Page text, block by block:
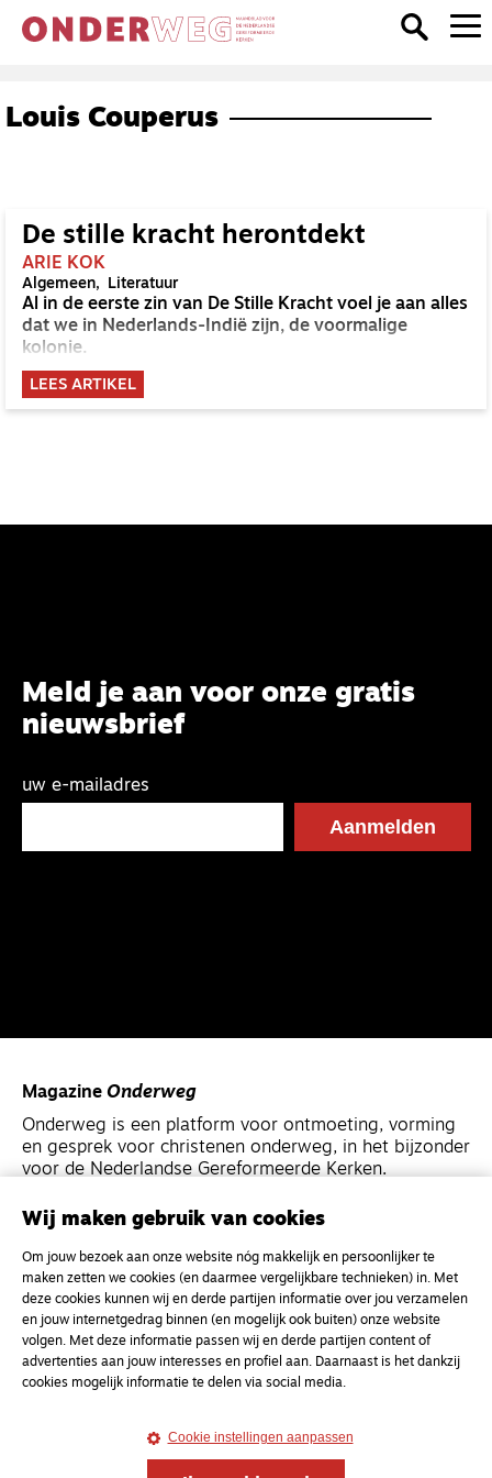
Louis Couperus
De stille kracht herontdekt
ARIE KOK
Algemeen Literatuur
Al in de eerste zin van De Stille Kracht voel je aan alles
dat we in Nederlands-Indië zijn, de voormalige
kolonie.
LEES ARTIKEL
Meld je aan voor onze gratis
nieuwsbrief
uw e-mailadres
Magazine Onderweg
Onderweg is een platform voor ontmoeting, vorming
en gesprek voor christenen onderweg, in het bijzonder
voor de Nederlandse Gereformeerde Kerken.
MagazineOnderweg
Kvk-nummer 33277063
NL46 INGB 0117 5827 86
info@onderwegonline.nl
Wij maken gebruik van cookies
Om jouw bezoek aan onze website nóg makkelijk en persoonlijker te
maken zetten we cookies (en daarmee vergelijkbare technieken) in. Met
deze cookies kunnen wij en derde partijen informatie over jou verzamelen
en jouw internetgedrag binnen (en mogelijk ook buiten) onze website
volgen. Met deze informatie passen wij en derde partijen content of
advertenties aan jouw interesses en profiel aan. Daarnaast is het dankzij
cookies mogelijk informatie te delen via social media.
Cookie instellingen aanpassen